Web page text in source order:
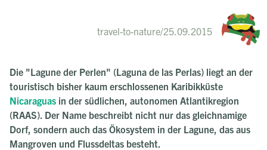
travel-to-nature/25.09.2015
Die "Lagune der Perlen" (Laguna de las Perlas) liegt an der
touristisch bisher kaum erschlossenen Karibikküste
Nicaraguas in der südlichen, autonomen Atlantikregion
(RAAS). Der Name beschreibt nicht nur das gleichnamige
Dorf, sondern auch das Ökosystem in der Lagune, das aus
Mangroven und Flussdeltas besteht.